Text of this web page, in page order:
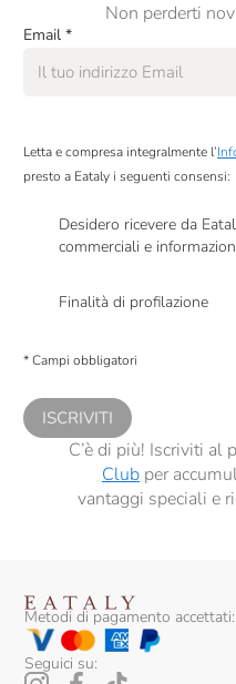
Non perderti
Email *
Letta e compresa integralmente l’
presto a Eataly i seguenti consensi:
Desidero ricevere da
commerciali e
Finalità di profilazione
comunicazioni commerciali
* Campi obbligatori
ISCRIVITI
C’è di più! Iscriviti al
Clubper
vantaggi speciali e
Metodi di pagamento accettati:
Seguici su: